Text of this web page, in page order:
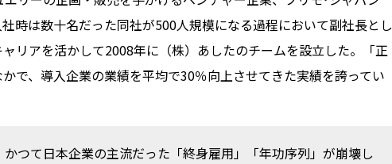
時は数十名だった同社が500人規模になる過程において副社長とし
リアを活かして2008年に（株）あしたのチームを設立した。「正
で、導入企業の業績を平均で30％向上させてきた実績を誇ってい
つて日本企業の主流だった「終身雇用」「年功序列」が崩壊し